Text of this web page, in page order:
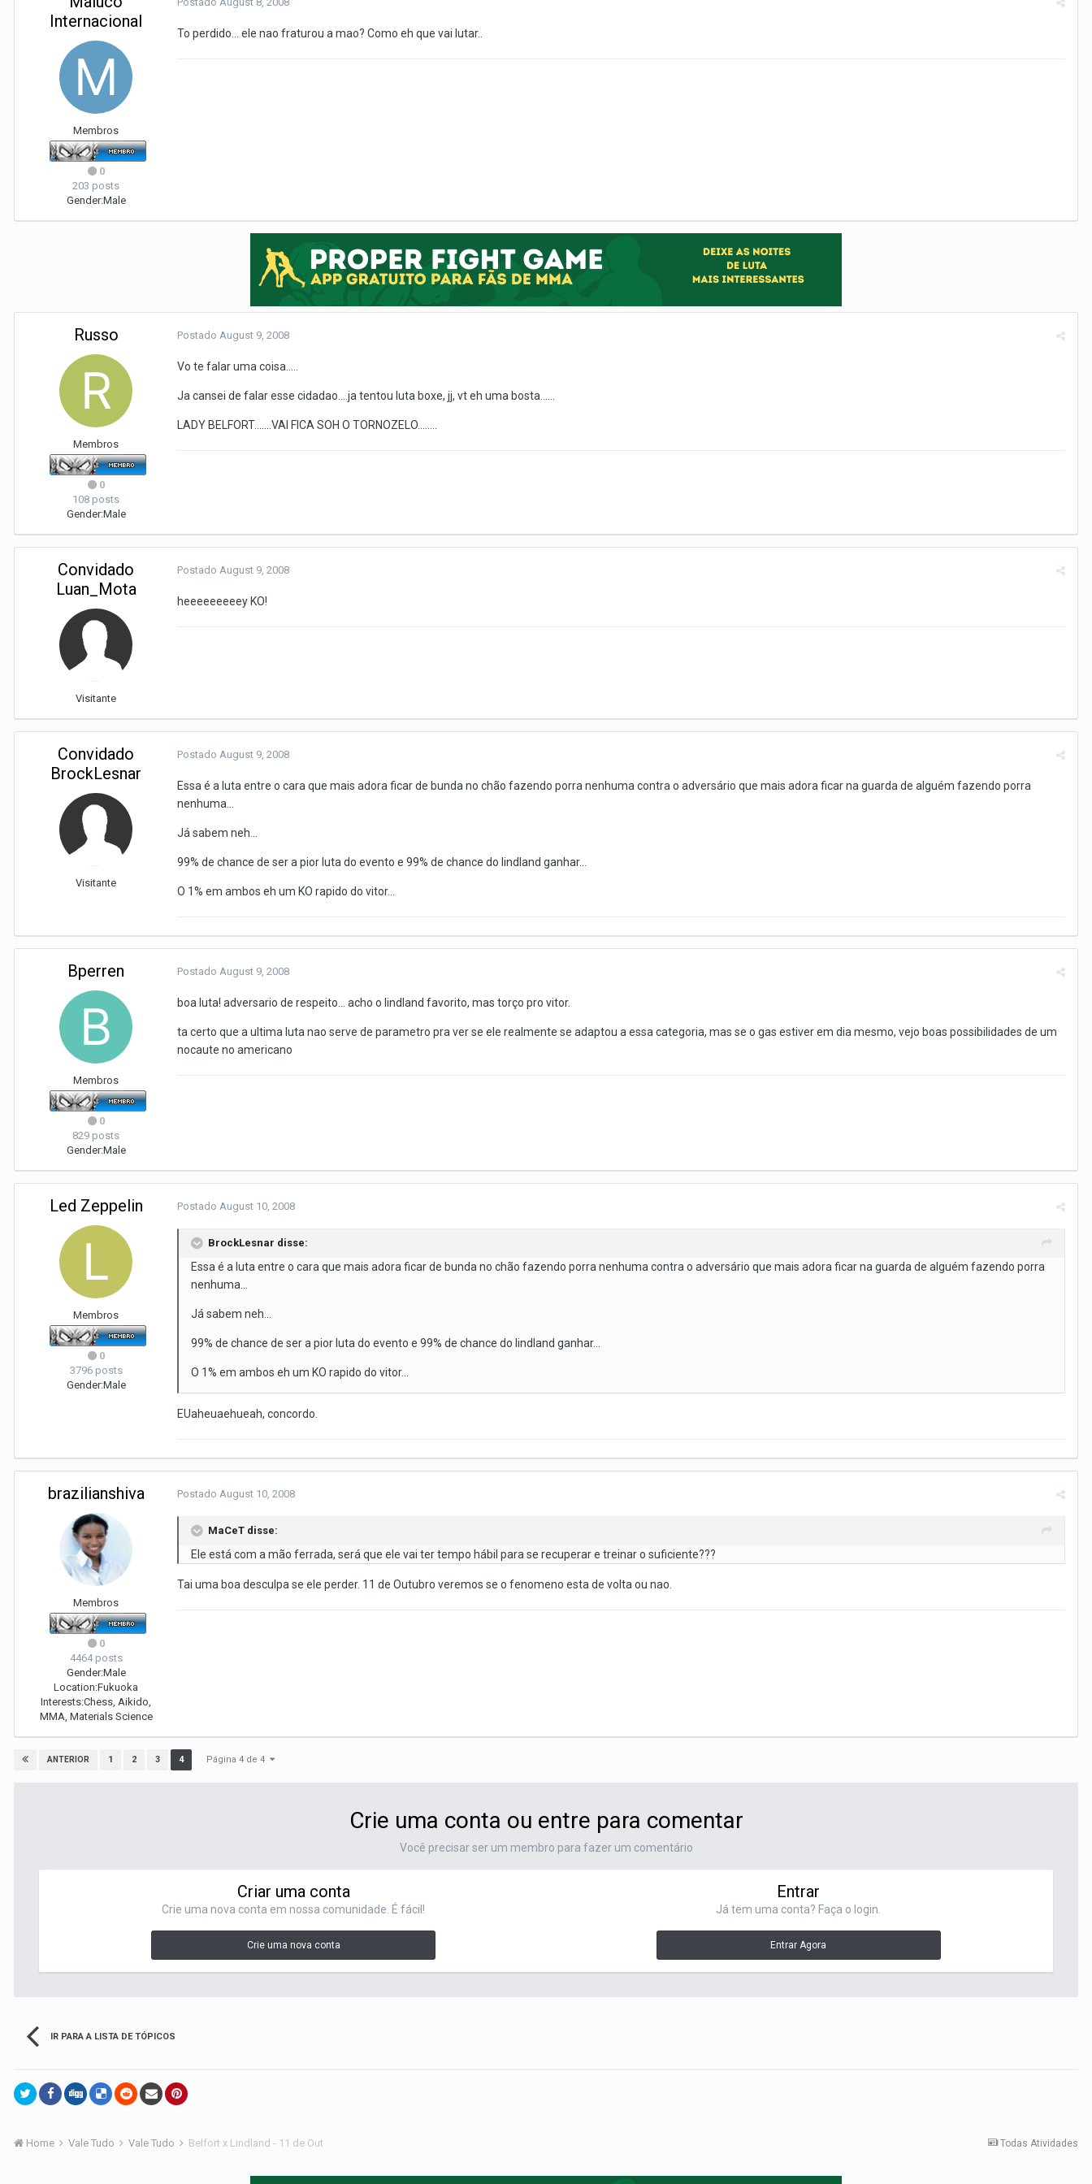
Internacional
Membros
0
203 posts
Gender:Male
To perdido... ele nao fraturou a mao? Como eh que vai lutar..
Russo
Membros
0
108 posts
Gender:Male
Postado August 9, 2008
Vo te falar uma coisa.....
Ja cansei de falar esse cidadao....ja tentou luta boxe, jj, vt eh uma bosta......
LADY BELFORT.......VAI FICA SOH O TORNOZELO........
Convidado
Luan_Mota
Visitante
Postado August 9, 2008
heeeeeeeeey KO!
Convidado
BrockLesnar
Visitante
Postado August 9, 2008
Essa é a luta entre o cara que mais adora ficar de bunda no chão fazendo porra nenhuma contra o adversário que mais adora ficar na guarda de alguém fazendo porra
nenhuma...
Já sabem neh...
99% de chance de ser a pior luta do evento e 99% de chance do lindland ganhar...
O 1% em ambos eh um KO rapido do vitor...
Bperren
Membros
0
829 posts
Gender:Male
Postado August 9, 2008
boa luta! adversario de respeito... acho o lindland favorito, mas torço pro vitor.
ta certo que a ultima luta nao serve de parametro pra ver se ele realmente se adaptou a essa categoria, mas se o gas estiver em dia mesmo, vejo boas possibilidades de um
nocaute no americano
Led Zeppelin
Membros
0
3796 posts
Gender:Male
Postado August 10, 2008
BrockLesnar disse:
Essa é a luta entre o cara que mais adora ficar de bunda no chão fazendo porra nenhuma contra o adversário que mais adora ficar na guarda de alguém fazendo porra
nenhuma...
Já sabem neh...
99% de chance de ser a pior luta do evento e 99% de chance do lindland ganhar...
O 1% em ambos eh um KO rapido do vitor...
EUaheuaehueah, concordo.
brazilianshiva
Membros
0
4464 posts
Gender:Male
Location:Fukuoka
Interests:Chess, Aikido,
MMA, Materials Science
Postado August 10, 2008
MaCeT disse:
Ele está com a mão ferrada, será que ele vai ter tempo hábil para se recuperar e treinar o suficiente???
Tai uma boa desculpa se ele perder. 11 de Outubro veremos se o fenomeno esta de volta ou nao.
ANTERIOR 1 2 3 4 Página 4 de 4
Crie uma conta ou entre para comentar
Você precisar ser um membro para fazer um comentário
Criar uma conta
Crie uma nova conta em nossa comunidade. É fácil!
Crie uma nova conta
Entrar
Já tem uma conta? Faça o login.
Entrar Agora
IR PARA A LISTA DE TÓPICOS
Todas Atividades
Home Vale Tudo Vale Tudo Belfort x Lindland - 11 de Out